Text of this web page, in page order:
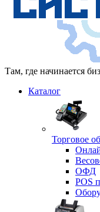
Там, где начинается
Каталог
Торговое
ОФД
POS